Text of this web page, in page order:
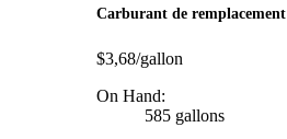
Carburant de remplacement
$3,68/gallon
On Hand:
585 gallons